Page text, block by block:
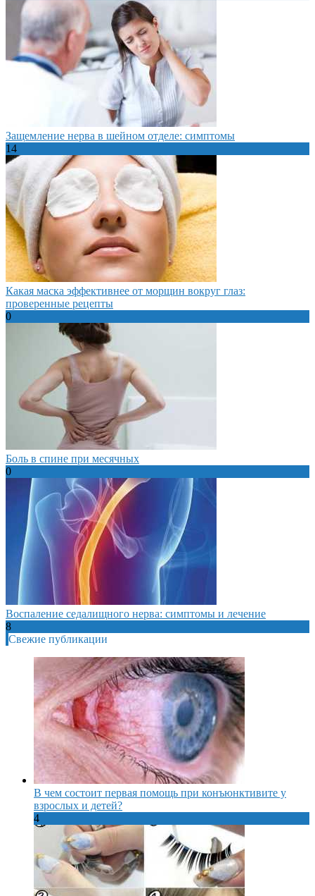
Защемление нерва в шейном отделе: симптомы
14
Какая маска эффективнее от морщин вокруг глаз:
проверенные рецепты
0
Боль в спине при месячных
0
Воспаление седалищного нерва: симптомы и лечение
8
Свежие публикации
В чем состоит первая помощь при конъюнктивите у
взрослых и детей?
4